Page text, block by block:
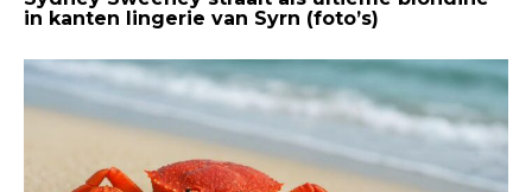
in kanten lingerie van Syrn (foto’s)